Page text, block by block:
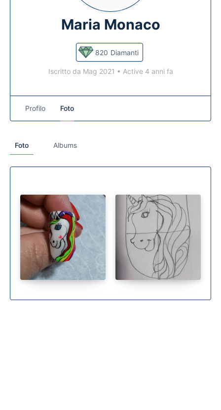
Maria Monaco
820 Diamanti
Iscritto da Mag 2021 • Active 4 anni fa
Profilo Foto
Foto Albums